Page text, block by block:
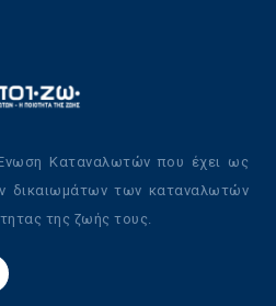
Ένωση Καταναλωτών που έχει ως
δικαιωμάτων των καταναλωτών
της ζωής τους.